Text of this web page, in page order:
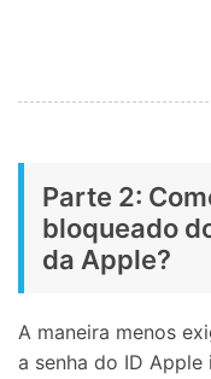
Parte 2:
bloqueado
da Apple?
A maneira menos
a senha do ID